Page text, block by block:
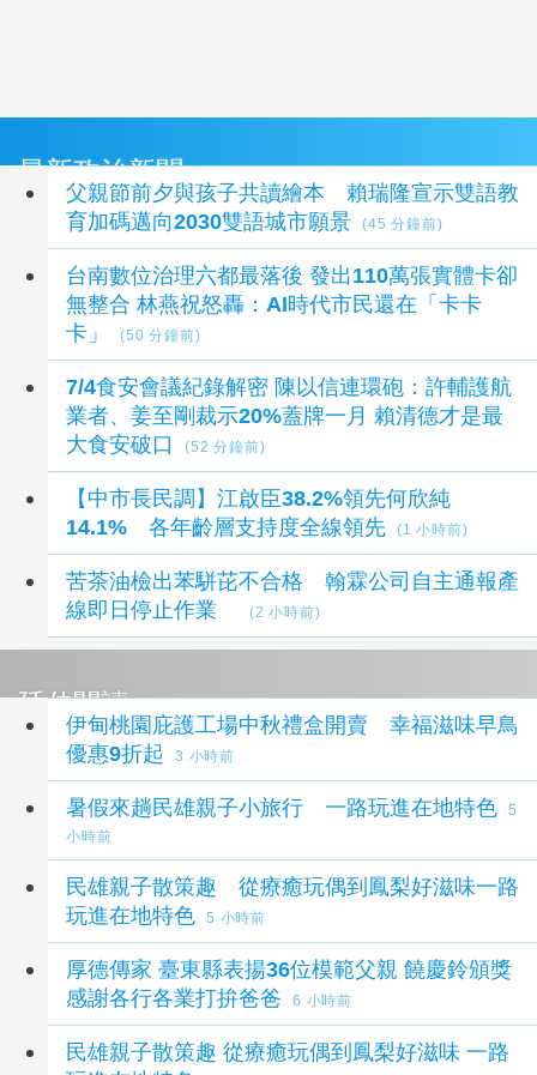
最新政治新聞
父親節前夕與孩子共讀繪本 賴瑞隆宣示雙語教
育加碼邁向2030雙語城市願景
(45 分鐘前)
台南數位治理六都最落後 發出110萬張實體卡卻
無整合 林燕祝怒轟：AI時代市民還在「卡卡
卡」
(50 分鐘前)
7/4食安會議紀錄解密 陳以信連環砲：許輔護航
業者、姜至剛裁示20%蓋牌一月 賴清德才是最
大食安破口
(52 分鐘前)
【中市長民調】江啟臣38.2%領先何欣純
14.1% 各年齡層支持度全線領先
(1 小時前)
苦茶油檢出苯駢芘不合格 翰霖公司自主通報產
線即日停止作業
(2 小時前)
延伸閱讀
伊甸桃園庇護工場中秋禮盒開賣 幸福滋味早鳥
優惠9折起
3 小時前
暑假來趟民雄親子小旅行 一路玩進在地特色
5
小時前
民雄親子散策趣 從療癒玩偶到鳳梨好滋味一路
玩進在地特色
5 小時前
厚德傳家 臺東縣表揚36位模範父親 饒慶鈴頒獎
感謝各行各業打拚爸爸
6 小時前
民雄親子散策趣 從療癒玩偶到鳳梨好滋味 一路